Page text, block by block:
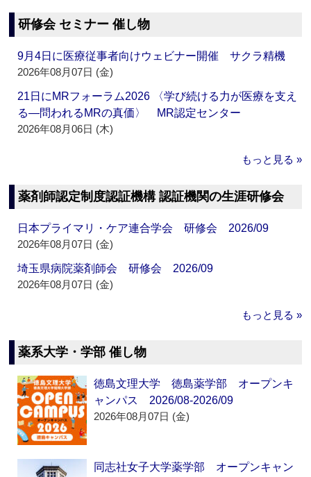
研修会 セミナー 催し物
9月4日に医療従事者向けウェビナー開催 サクラ精機
2026年08月07日 (金)
21日にMRフォーラム2026 〈学び続ける力が医療を支え
る―問われるMRの真価〉 MR認定センター
2026年08月06日 (木)
もっと見る »
薬剤師認定制度認証機構 認証機関の生涯研修会
日本プライマリ・ケア連合学会 研修会 2026/09
2026年08月07日 (金)
埼玉県病院薬剤師会 研修会 2026/09
2026年08月07日 (金)
もっと見る »
薬系大学・学部 催し物
徳島文理大学 徳島薬学部 オープンキ
ャンパス 2026/08-2026/09
2026年08月07日 (金)
同志社女子大学薬学部 オープンキャン